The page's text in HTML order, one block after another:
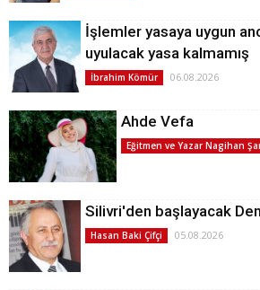
İşlemler yasaya uygun
uyulacak yasa kalmamış
İbrahim Kömür 06.08.2026
Ahde Vefa
Eğitmen ve Yazar Nagihan
Silivri'den başlayacak
Hasan Baki Çifçi 05.08.2026